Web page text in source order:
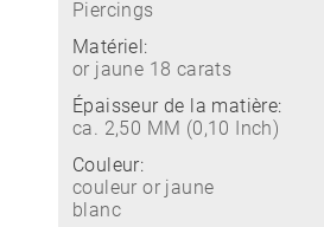
Piercings
Matériel:
or jaune 18 carats
Épaisseur de la matière:
ca. 2,50 MM (0,10 Inch)
Couleur:
couleur or jaune
blanc